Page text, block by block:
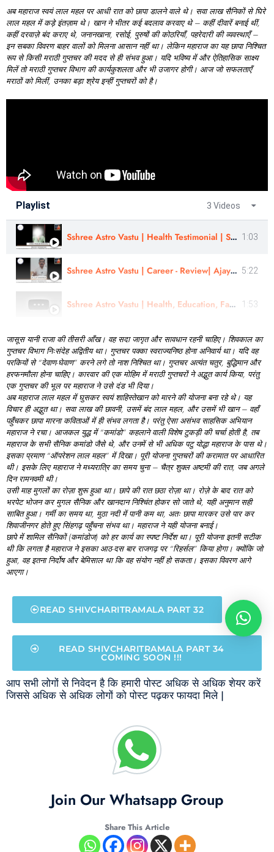
अबमहाराजस्वयंलालमहलपरआधीरातकोछापाडालनेवालेथे। सवालाखसैनिकोंसेघिरे
लालमहलमेंकड़ेइंतज़ामथे। खाननेभीतरकईबदलावकरवाएथे – कहींदीवारेंबनाईथीं,
कहींदरवाज़ेबंदकराएथे, जनानखाना, रसोई, पुरुषोंकीकोठरियाँ, पहरेदारीकीव्यवस्थाएँ –
इनसबकाविवरणबाहरवालोंकोमिलनाआसाननहींथा। लेकिनमहाराजकायहछापानिश्चित
रूपसेकिसीमराठीगुप्तचरकीमददसेहीसंभवहुआ। यदिभविष्यमेंऔरऐतिहासिकसाक्ष्य
मिलेंतोमराठीगुप्तचरविभागकीकार्यकुशलताऔरभीउजागरहोगी। आजजोसफलताएँ
मराठोंकोमिलीं, उनकाबड़ाश्रेयइन्हींगुप्तचरोंकोहै।
Playlist 3 Videos
Sshree Astro Vastu | Health Testimonial | Shivani 1:03
Sshree Astro Vastu | Career - Review| Ajay Sarwankar 5:22
Sshree Astro Vastu | Health, Education, Family Matter - Review | Mamta Jain 1:53
जासूसयानीराजाकीतीसरीआँख। वहसदाजागृतऔरसावधानरहनीचाहिए। शिवकालका
गुप्तचरविभागनिःसंदेहअद्वितीयथा। गुप्तचरपक्कास्वराज्यनिष्ठहोनाअनिवार्यथा। यदिवह
परकियोंसे “देवाण-घेवाण” करनेलगेतोनाशनिश्चितथा। गुप्तचरअत्यंतचतुर, बुद्धिमानऔर
हरफनमौलाहोनाचाहिए। कारवारकीएकमोहिममेंमराठीगुप्तचरोंनेअद्भुतकार्यकिया, परंतु
एकगुप्तचरकीभूलपरमहाराजनेउसेदंडभीदिया।
अबमहाराजलालमहलमेंघुसकरस्वयंशाहिस्तेखानकोमारनेकीयोजनाबनारहेथे। यह
विचारहीअद्भुतथा। सवालाखकीछावनी, उसमेंबंदलालमहल, औरउसमेंभीखान – वहाँ
पहुँचकरछापामारनाकविताओंमेंहीसंभवलगताहै। परंतुऐसाअसंभवसाहसिकअभियान
महाराजनेरचा। आजकलयुद्धमें “कमांडो” कहलानेवालीविशेषटुकड़ीकीचर्चाहोतीहै, तब
महाराजकेसभीसैनिककमांडोजैसेथे, औरउनमेंसेभीअधिकपटुयोद्धामहाराजकेपासथे।
इसकाप्रमाण “ऑपरेशनलालमहल” मेंदिखा। पूरीयोजनागुप्तचरोंकीकरामातपरआधारित
थी। इसकेलिएमहाराजनेमध्यरात्रिकासमयचुना – चैत्रशुक्लअष्टमीकीरात, जबअगले
दिनरामनवमीथी।
उसीमाहमुगलोंकारोज़ाशुरूहुआथा। छापेकीरातछठारोज़ाथा। रोज़ेकेबादरातको
भरपेटभोजनकरमुगलसैनिकऔरखानदाननिश्चिंतहोकरसोजातेथे, यहीअनुमानसही
साबितहुआ। गर्मीकासमयथा, मुठानदीमेंपानीकमथा, अतः छापामारकरउसेपारकर
शिवाजीनगरहोतेहुएसिंहगढ़पहुँचनासंभवथा। महाराजनेयहीयोजनाबनाई।
छापेमेंशामिलसैनिकों (कमांडोज) कोहरकार्यकास्पष्टनिर्देशथा। पूरीयोजनाइतनीसटीक
थीकिलगताहैमहाराजनेइसकाआठ-दसबारराजगढ़पर “रिहर्सल” कियाहोगा। क्योंकिजो
हुआ, वहइतनानिर्दोषऔरबेमिसालथाकिवहसंयोगनहींहोसकता। इसकाविवरणआगे
आएगा।
READ SHIVCHARITRAMALA PART 32
READ SHIVCHARITRAMALA PART 34
COMING SOON !!!
आप सभी लोगों से निवेदन है कि हमारी पोस्ट अधिक से अधिक शेयर करें
जिससे अधिक से अधिक लोगों को पोस्ट पढ़कर फायदा मिले |
Join Our Whatsapp Group
Share This Article